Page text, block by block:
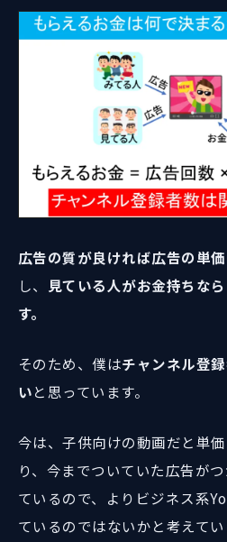
広告の質が良ければ広告の単
し、
見ている人がお金持ちな
す。
そのため、僕はチャンネル登
いと思っています。
今は、子供向けの動画だと単
り、今までついていた広告が
ているので、よりビジネス系
ているのではないかと考えてい